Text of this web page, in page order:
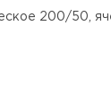
200/50,